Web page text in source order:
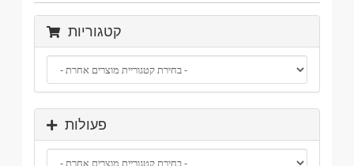
קטגוריות
פעולות